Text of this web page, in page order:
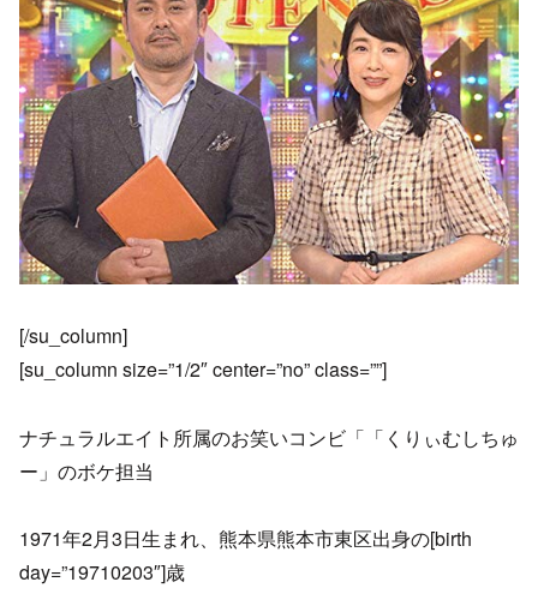
[/su_column]
[su_column size=”1/2″ center=”no” class=””]
ナチュラルエイト所属のお笑いコンビ「「くりぃむしちゅ
ー」のボケ担当
1971年2月3日生まれ、熊本県熊本市東区出身の[birth
day=”19710203″]歳